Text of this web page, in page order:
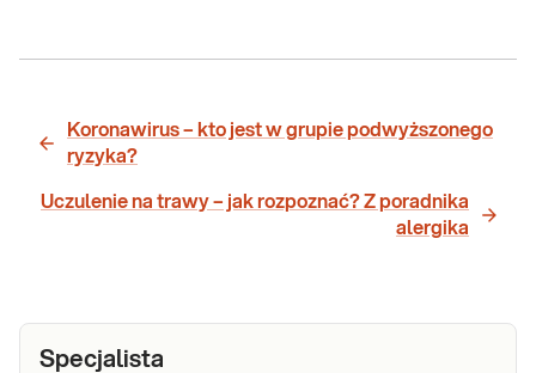
Koronawirus – kto jest w grupie podwyższonego
ryzyka?
Uczulenie na trawy – jak rozpoznać? Z poradnika
alergika
Specjalista